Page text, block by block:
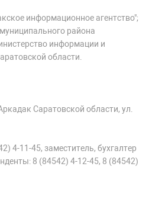
информационное агентство";
района
информации и
области.
Саратовской области, ул.
4-11-45, заместитель, бухгалтер
8 (84542) 4-12-45, 8 (84542)